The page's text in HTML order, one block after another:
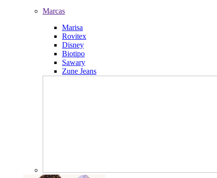
Marcas
Marisa
Rovitex
Disney
Biotipo
Sawary
Zune Jeans